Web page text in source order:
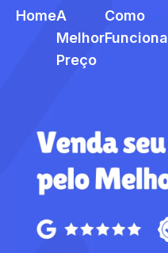
HomeA
Melhor
Preço
Como
Funciona